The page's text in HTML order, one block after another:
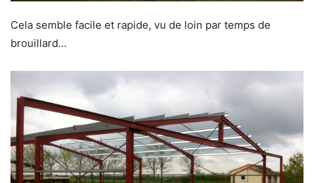
Cela semble facile et rapide, vu de loin par temps de
brouillard…